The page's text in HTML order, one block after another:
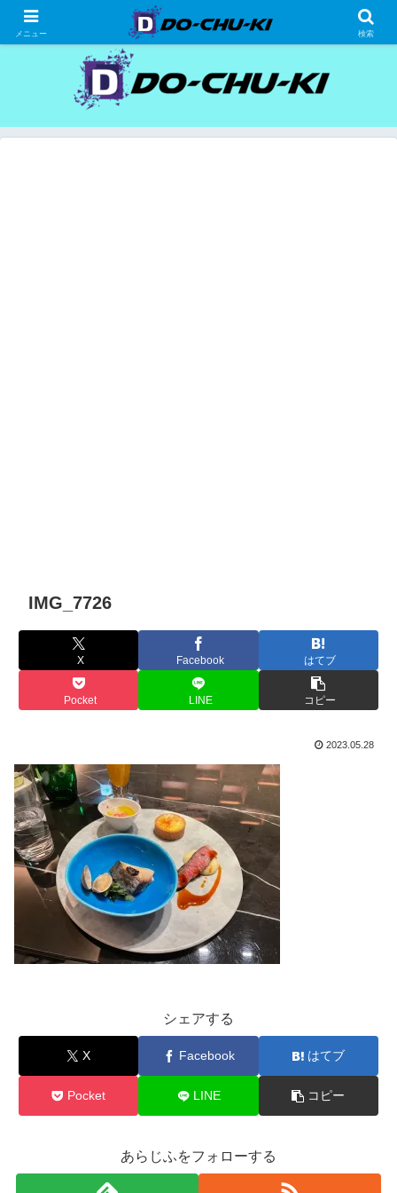
高級ホテルの格安宿泊研究、宿泊記
IMG_7726
X Facebook はてブ
Pocket LINE コピー
2023.05.28
シェアする
X Facebook はてブ
Pocket LINE コピー
あらじふをフォローする
メニュー 検索